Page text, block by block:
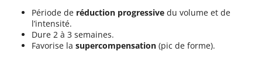
Période de réduction progressive du volume et de
l’intensité.
Dure 2 à 3 semaines.
Favorise la supercompensation (pic de forme).